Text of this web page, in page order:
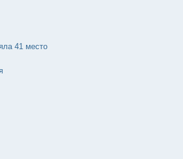
41 место